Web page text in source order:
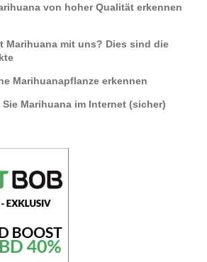
von hoher Qualität erkennen
Marihuana mit uns? Dies sind die
Marihuanapflanze erkennen
Marihuana im Internet (sicher)